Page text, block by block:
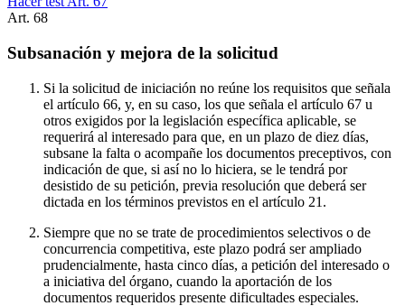
Art. 68
Subsanación y mejora de la solicitud
Si la solicitud de iniciación no reúne los requisitos que señala
el artículo 66, y, en su caso, los que señala el artículo 67 u
otros exigidos por la legislación específica aplicable, se
requerirá al interesado para que, en un plazo de diez días,
subsane la falta o acompañe los documentos preceptivos, con
indicación de que, si así no lo hiciera, se le tendrá por
desistido de su petición, previa resolución que deberá ser
dictada en los términos previstos en el artículo 21.
Siempre que no se trate de procedimientos selectivos o de
concurrencia competitiva, este plazo podrá ser ampliado
prudencialmente, hasta cinco días, a petición del interesado o
a iniciativa del órgano, cuando la aportación de los
documentos requeridos presente dificultades especiales.